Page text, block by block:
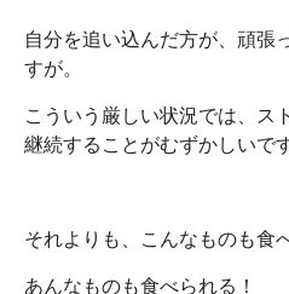
自分を追い込んだ方が、頑張
すが。
こういう厳しい状況では、ス
継続することがむずかしいで
それよりも、こんなものも食
あんなものも食べられる！